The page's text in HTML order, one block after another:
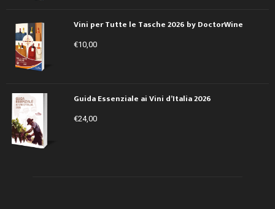
Vini per Tutte le Tasche 2026 by DoctorWine
€10,00
Guida Essenziale ai Vini d’Italia 2026
€24,00